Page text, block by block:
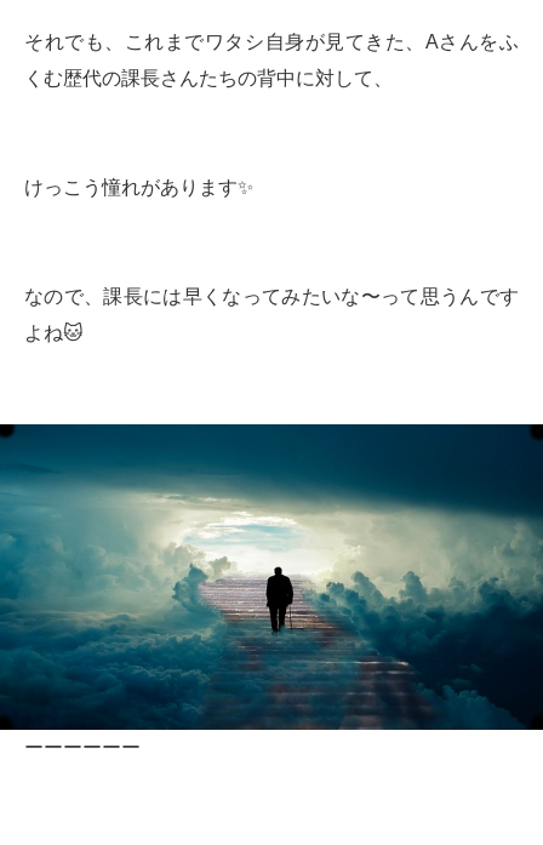
それでも、これまでワタシ自身が見てきた、Aさんをふ
くむ歴代の課長さんたちの背中に対して、
けっこう憧れがあります✨
なので、課長には早くなってみたいな〜って思うんです
よね🐱
ーーーーーー